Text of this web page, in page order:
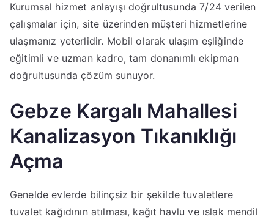
Kurumsal hizmet anlayışı doğrultusunda 7/24 verilen
çalışmalar için, site üzerinden müşteri hizmetlerine
ulaşmanız yeterlidir. Mobil olarak ulaşım eşliğinde
eğitimli ve uzman kadro, tam donanımlı ekipman
doğrultusunda çözüm sunuyor.
Gebze Kargalı Mahallesi
Kanalizasyon Tıkanıklığı
Açma
Genelde evlerde bilinçsiz bir şekilde tuvaletlere
tuvalet kağıdının atılması, kağıt havlu ve ıslak mendil